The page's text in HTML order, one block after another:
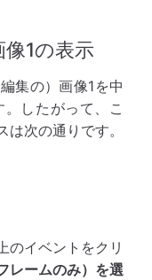
1の表示
集の）画像1を中
したがって、こ
次の通りです。
のイベントをクリ
レームのみ） を選